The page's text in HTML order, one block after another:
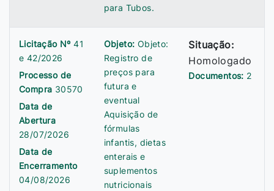
para Tubos.
Licitação Nº41
e 42/2026
Processo de
Compra 30570
Data de
Abertura
28/07/2026
Data de
Encerramento
04/08/2026
Objeto: Objeto:
Registro de
preços para
futura e
eventual
Aquisição de
fórmulas
infantis, dietas
enterais e
suplementos
nutricionais
Situação:
Homologado
Documentos: 2